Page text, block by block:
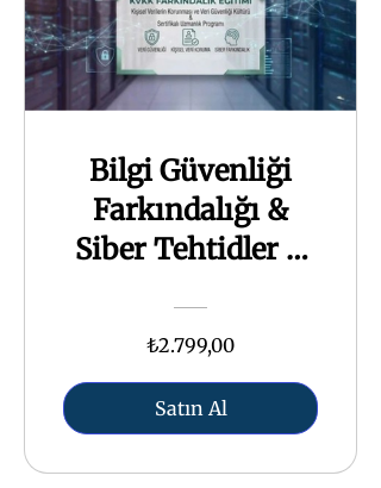
Bilgi Güvenliği
Farkındalığı &
Siber Tehtidler &
₺2.799,00
Satın Al